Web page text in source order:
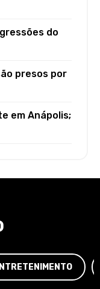
do
presos por
em Anápolis;